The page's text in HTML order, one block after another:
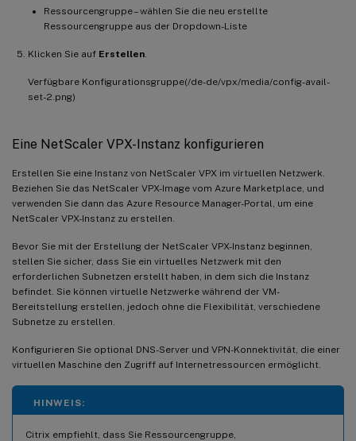
Ressourcengruppe – wählen Sie die neu erstellte
Ressourcengruppe aus der Dropdown-Liste
Klicken Sie auf Erstellen
Verfügbare Konfigurationsgruppe(/de-de/vpx/media/config-avail-
set-2.png)
Eine NetScaler VPX-Instanz konfigurieren
Erstellen Sie eine Instanz von NetScaler VPX im virtuellen Netzwerk.
Beziehen Sie das NetScaler VPX-Image vom Azure Marketplace, und
verwenden Sie dann das Azure Resource Manager-Portal, um eine
NetScaler VPX-Instanz zu erstellen.
Bevor Sie mit der Erstellung der NetScaler VPX-Instanz beginnen,
stellen Sie sicher, dass Sie ein virtuelles Netzwerk mit den
erforderlichen Subnetzen erstellt haben, in dem sich die Instanz
befindet. Sie können virtuelle Netzwerke während der VM-
Bereitstellung erstellen, jedoch ohne die Flexibilität, verschiedene
Subnetze zu erstellen.
Konfigurieren Sie optional DNS-Server und VPN-Konnektivität, die einer
virtuellen Maschine den Zugriff auf Internetressourcen ermöglicht.
HINWEIS:
Citrix empfiehlt, dass Sie Ressourcengruppe,